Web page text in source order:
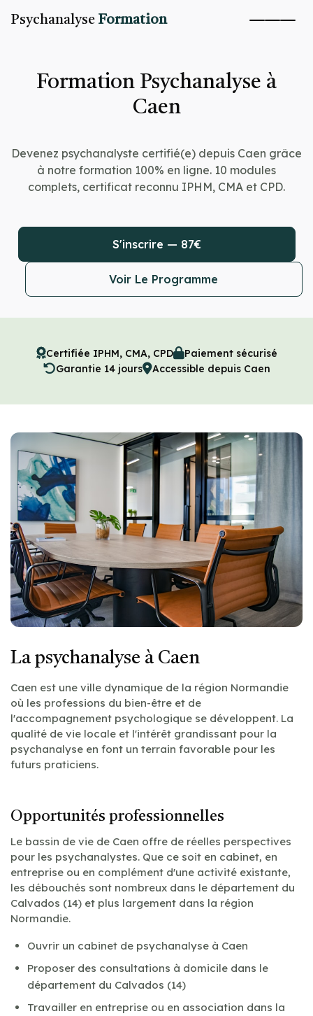
Psychanalyse Formation
Formation Psychanalyse à
Caen
Devenez psychanalyste certifié(e) depuis Caen grâce
à notre formation 100% en ligne. 10 modules
complets, certificat reconnu IPHM, CMA et CPD.
S'inscrire — 87€
Voir Le Programme
Certifiée IPHM, CMA, CPD
Paiement sécurisé
Garantie 14 jours
Accessible depuis Caen
La psychanalyse à Caen
Caen est une ville dynamique de la région Normandie
où les professions du bien-être et de
l'accompagnement psychologique se développent. La
qualité de vie locale et l'intérêt grandissant pour la
psychanalyse en font un terrain favorable pour les
futurs praticiens.
Opportunités professionnelles
Le bassin de vie de Caen offre de réelles perspectives
pour les psychanalystes. Que ce soit en cabinet, en
entreprise ou en complément d'une activité existante,
les débouchés sont nombreux dans le département du
Calvados (14) et plus largement dans la région
Normandie.
Ouvrir un cabinet de psychanalyse à Caen
Proposer des consultations à domicile dans le
département du Calvados (14)
Travailler en entreprise ou en association dans la